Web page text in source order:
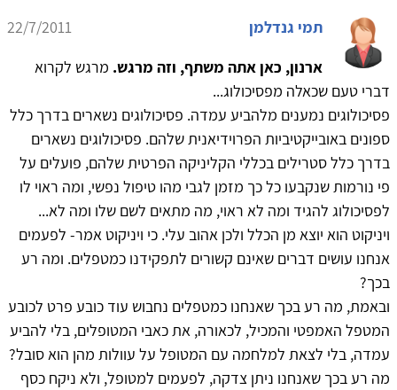
תמי גנדלמן
22/7/2011
ארנון, כאן אתה משתף, וזה מרגש. מרגש לקרוא
דברי טעם שכאלה מפסיכולוג...
פסיכולוגים נמענים מלהביע עמדה. פסיכולוגים נשארים בדרך כלל
ספונים באובייקטיביות הפרוידיאנית שלהם. פסיכולוגים נשארים
בדרך כלל סטרילים בכללי הקליניקה הפרטית שלהם, פועלים על
פי נורמות שנקבעו כל כך מזמן לגבי מהו טיפול נפשי, ומה ראוי לו
לפסיכולוג להגיד ומה לא ראוי, מה מתאים לשם שלו ומה לא...
ויניקוט הוא יוצא מן הכלל ולכן אהוב עלי. כי ויניקוט אמר- לפעמים
אנחנו עושים דברים שאינם קשורים לתפקידנו כמטפלים. ומה רע
בכך?
ובאמת, מה רע בכך שאנחנו כמטפלים נחבוש עוד כובע פרט לכובע
המטפל האמפטי והמכיל, לכאורה, את כאבי המטופלים, בלי להביע
עמדה, בלי לצאת למלחמה עם המטופל על עוולות מהן הוא סובל?
מה רע בכך שאנחנו ניתן צדקה, לפעמים למטופל, ולא ניקח כסף